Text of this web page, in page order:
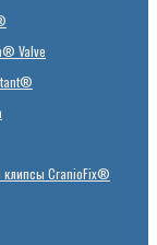
Valve
CranioFix®